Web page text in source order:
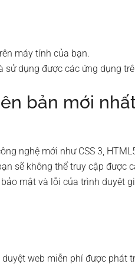
máy tính của bạn.
dụng được các ứng dụng
bản mới
nghệ mới như CSS 3,
sẽ không thể truy cập được
mật và lỗi của trình duyệt
web miễn phí được phát